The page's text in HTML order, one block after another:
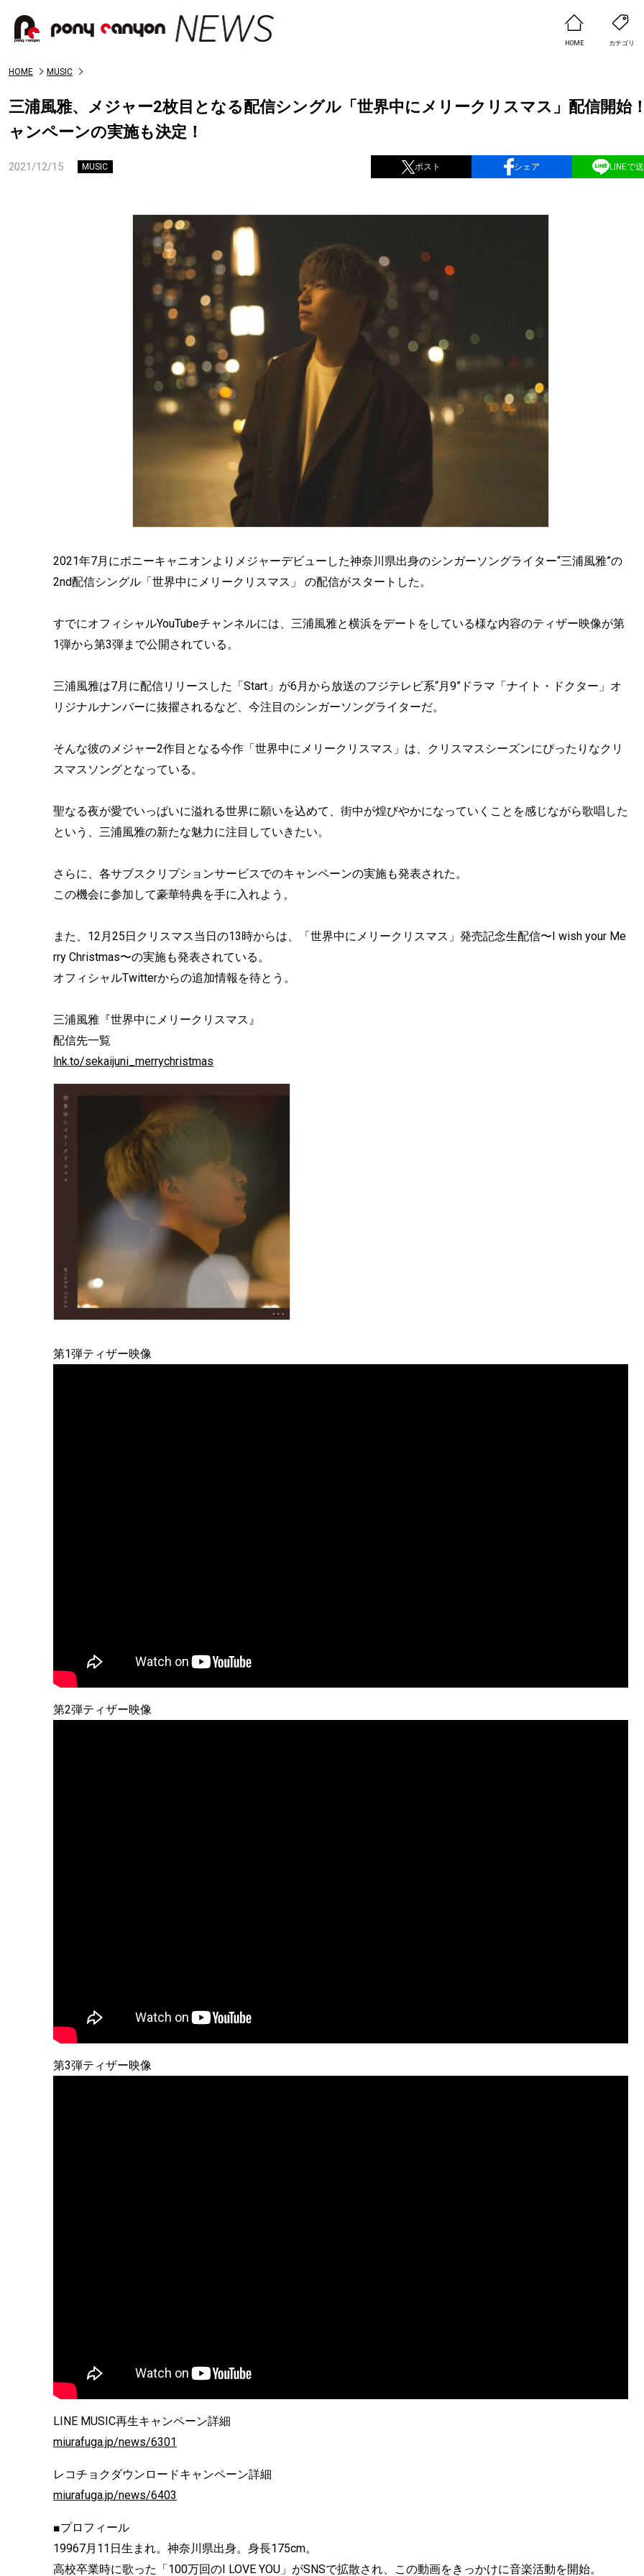
HOME カテゴリ
HOME MUSIC
三浦風雅、メジャー2枚目となる配信シングル「世界中にメリークリスマス」配信開始
ャンペーンの実施も決定！
2021/12/15 MUSIC ポスト シェア LINEで
2021年7月にポニーキャニオンよりメジャーデビューした神奈川県出身のシンガーソングライター“三浦風雅”の
2nd配信シングル「世界中にメリークリスマス」 の配信がスタートした。
すでにオフィシャルYouTubeチャンネルには、三浦風雅と横浜をデートをしている様な内容のティザー映像が第
1弾から第3弾まで公開されている。
三浦風雅は7月に配信リリースした「Start」が6月から放送のフジテレビ系“月9”ドラマ「ナイト・ドクター」オ
リジナルナンバーに抜擢されるなど、今注目のシンガーソングライターだ。
そんな彼のメジャー2作目となる今作「世界中にメリークリスマス」は、クリスマスシーズンにぴったりなクリ
スマスソングとなっている。
聖なる夜が愛でいっぱいに溢れる世界に願いを込めて、街中が煌びやかになっていくことを感じながら歌唱した
という、三浦風雅の新たな魅力に注目していきたい。
さらに、各サブスクリプションサービスでのキャンペーンの実施も発表された。
この機会に参加して豪華特典を手に入れよう。
また、12月25日クリスマス当日の13時からは、「世界中にメリークリスマス」発売記念生配信〜I wish your Me
rry Christmas〜の実施も発表されている。
オフィシャルTwitterからの追加情報を待とう。
三浦風雅『世界中にメリークリスマス』
配信先一覧
lnk.to/sekaijuni_merrychristmas
第1弾ティザー映像
第2弾ティザー映像
第3弾ティザー映像
LINE MUSIC再生キャンペーン詳細
miurafuga.jp/news/6301
レコチョクダウンロードキャンペーン詳細
miurafuga.jp/news/6403
■プロフィール
19967月11日生まれ。神奈川県出身。身長175cm。
高校卒業時に歌った「100万回のI LOVE YOU」がSNSで拡散され、この動画をきっかけに音楽活動を開始。